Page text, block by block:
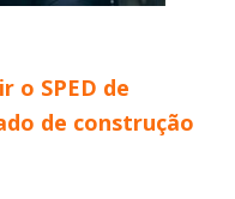
o SPED de
de construção